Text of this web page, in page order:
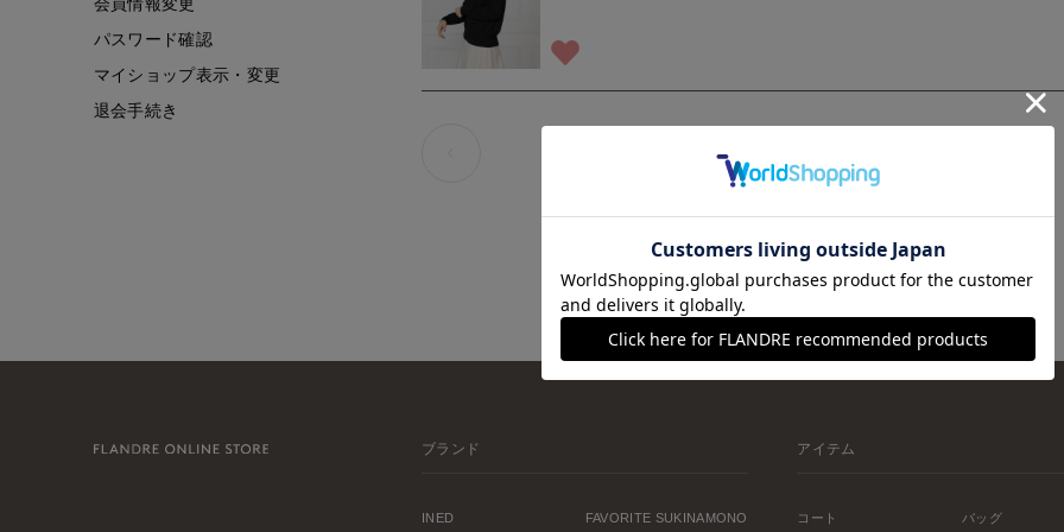
パスワード確認
マイショップ表示・変更
退会手続き
ブランド
INED FAVORITE SUKINAMONO
アイテム
コート バッグ